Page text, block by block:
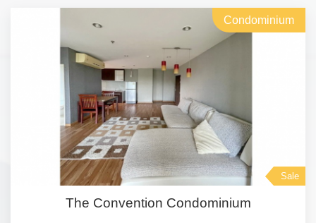
Condominium
Sale
The Convention Condominium